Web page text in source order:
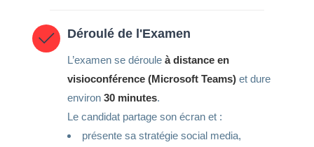
Déroulé de l'Examen
L’examen se dérouleà distance en
visioconférence (Microsoft Teams) et dure
environ30 minutes.
Le candidat partage son écran et :
présente sa stratégie social media,